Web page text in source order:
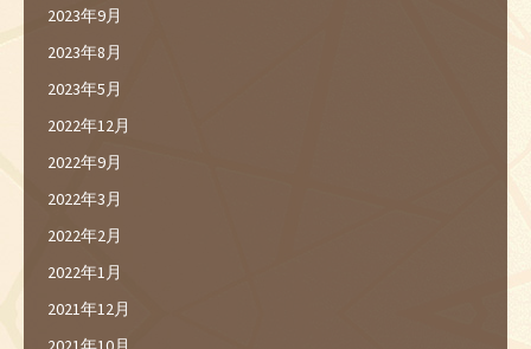
2023年9月
2023年8月
2023年5月
2022年12月
2022年9月
2022年3月
2022年2月
2022年1月
2021年12月